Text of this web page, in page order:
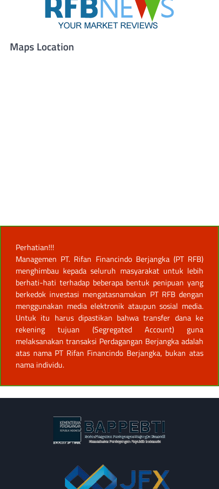
Maps Location
Perhatian!!!
Managemen PT. Rifan Financindo Berjangka (PT RFB)
menghimbau kepada seluruh masyarakat untuk lebih
berhati-hati terhadap beberapa bentuk penipuan yang
berkedok investasi mengatasnamakan PT RFB dengan
menggunakan media elektronik ataupun sosial media.
Untuk itu harus dipastikan bahwa transfer dana ke
rekening tujuan (Segregated Account) guna
melaksanakan transaksi Perdagangan Berjangka adalah
atas nama PT Rifan Financindo Berjangka, bukan atas
nama individu.